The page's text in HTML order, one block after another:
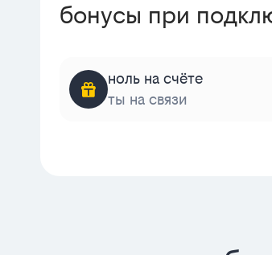
бонусы при
ноль на счёте
ты на связи